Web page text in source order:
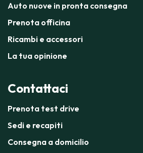
Auto nuove in pronta consegna
Prenota officina
Ricambi e accessori
La tua opinione
Contattaci
Prenota test drive
Sedi e recapiti
Consegna a domicilio